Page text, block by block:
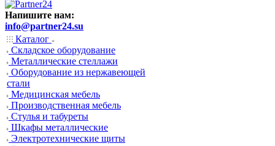
Напишите нам:
info@partner24.su
Каталог
Складское оборудование
Металлические стеллажи
Оборудование из нержавеющей
стали
Медицинская мебель
Производственная мебель
Стулья и табуреты
Шкафы металлические
Электротехнические щиты